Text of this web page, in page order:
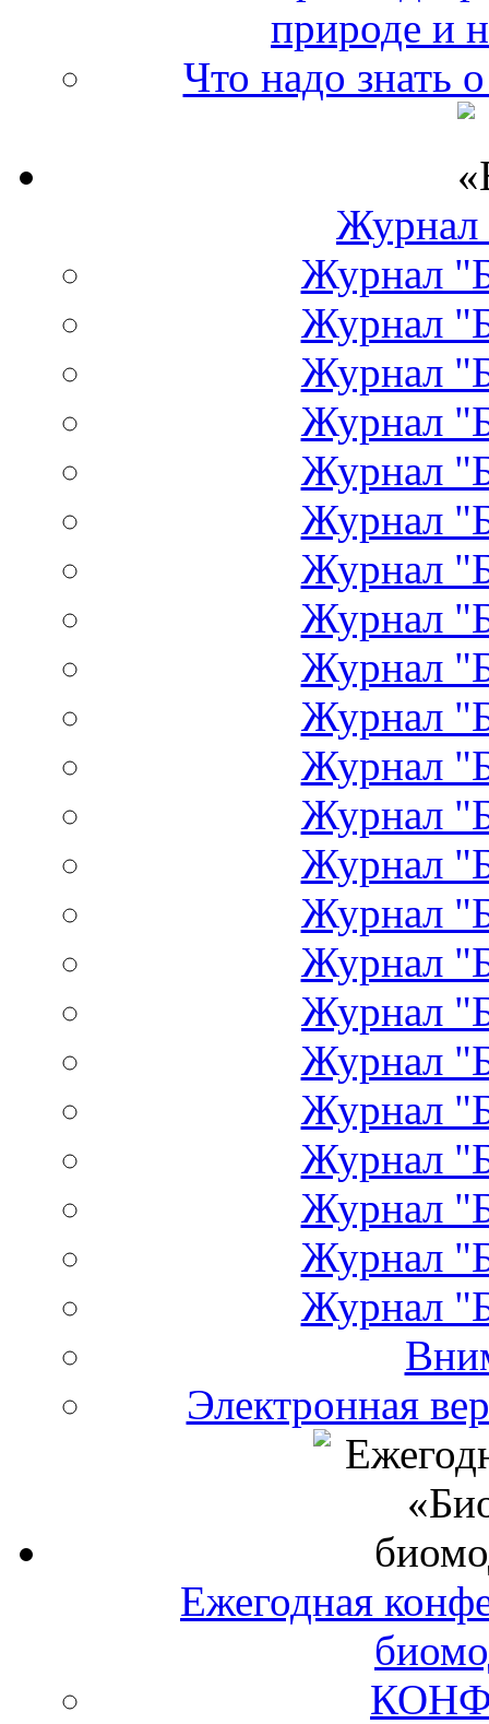
природе и
Что надо знать
Журнал
Журнал
Журнал
Журнал
Журнал
Журнал
Журнал
Журнал
Журнал
Журнал
Журнал
Журнал
Журнал
Журнал
Журнал
Журнал
Журнал
Журнал
Журнал
Журнал
Журнал
Журнал
Журнал
Электронная
Ежегодная